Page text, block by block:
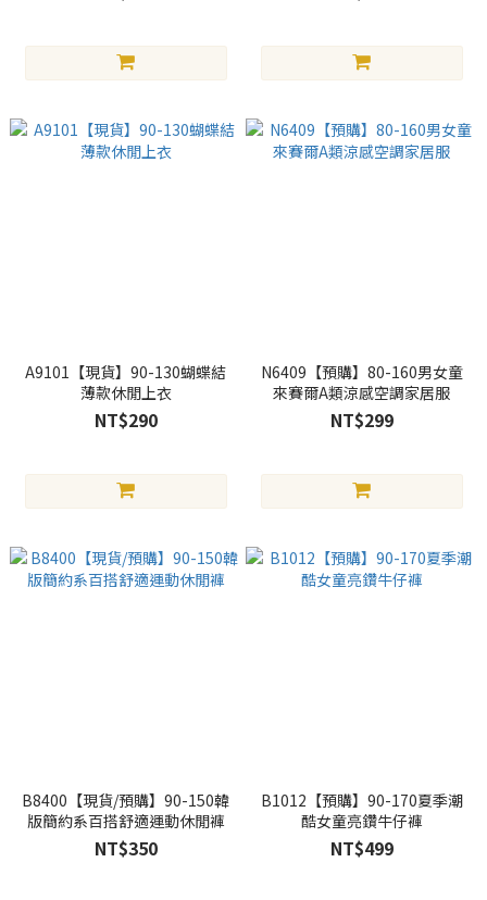
A9101【現貨】90-130蝴蝶結
薄款休閒上衣
NT$290
N6409【預購】80-160男女童
來賽爾A類涼感空調家居服
NT$299
B8400【現貨/預購】90-150韓
版簡約系百搭舒適運動休閒褲
NT$350
B1012【預購】90-170夏季潮
酷女童亮鑽牛仔褲
NT$499